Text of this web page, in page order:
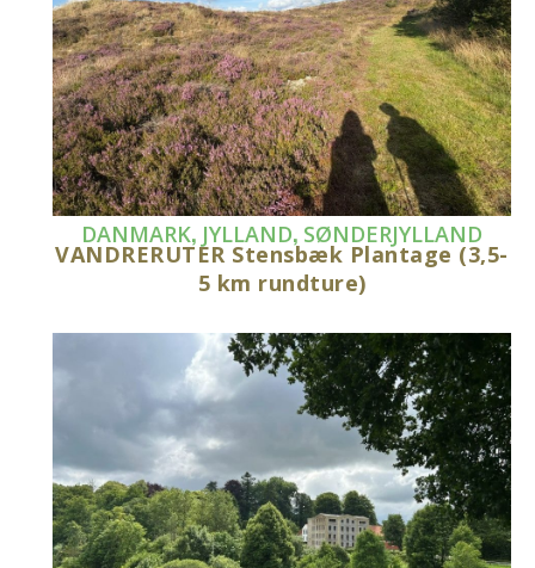
DANMARK, JYLLAND, SØNDERJYLLAND
VANDRERUTER Stensbæk Plantage (3,5-
5 km rundture)